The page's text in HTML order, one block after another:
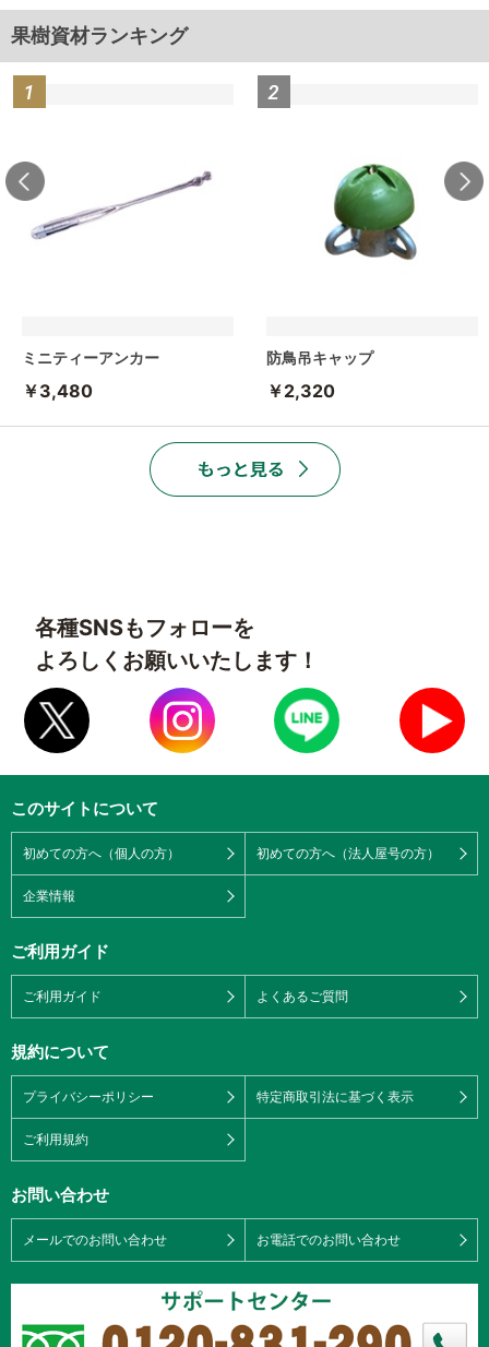
果樹資材ランキング
ミニティーアンカー
￥3,480
防鳥吊キャップ
￥2,320
各種SNSもフォローを
よろしくお願いいたします！
このサイトについて
初めての方へ（個人の方） 初めての方へ（法人屋号の方）
企業情報
ご利用ガイド
ご利用ガイド よくあるご質問
規約について
プライバシーポリシー 特定商取引法に基づく表示
ご利用規約
お問い合わせ
メールでのお問い合わせ お電話でのお問い合わせ